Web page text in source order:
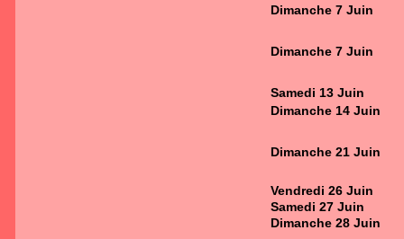
Dimanche 7 Juin
Dimanche 7 Juin
Samedi 13 Juin
Dimanche 14 Juin
Dimanche 21 Juin
Vendredi 26 Juin
Samedi 27 Juin
Dimanche 28 Juin